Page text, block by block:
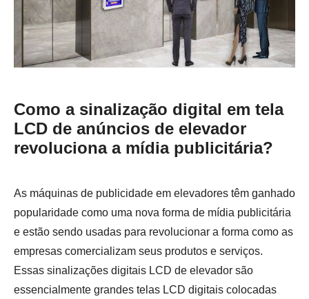
Como a sinalização digital em tela
LCD de anúncios de elevador
revoluciona a mídia publicitária?
As máquinas de publicidade em elevadores têm ganhado
popularidade como uma nova forma de mídia publicitária
e estão sendo usadas para revolucionar a forma como as
empresas comercializam seus produtos e serviços.
Essas sinalizações digitais LCD de elevador são
essencialmente grandes telas LCD digitais colocadas